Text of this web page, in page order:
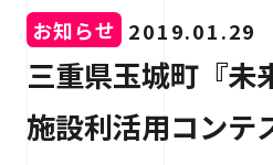
WORKS 事例紹
RECRUIT 採用
お知らせ 2019.01.29
三重県玉城町『未
施設利活用コンテ